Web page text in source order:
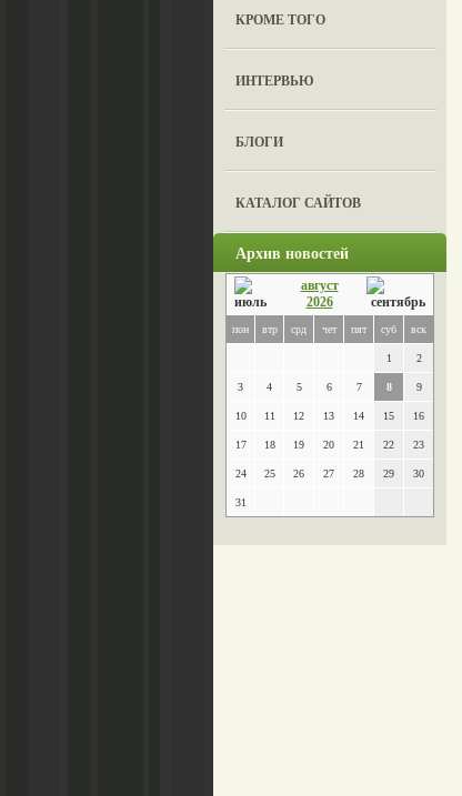
КРОМЕ ТОГО
ИНТЕРВЬЮ
БЛОГИ
КАТАЛОГ САЙТОВ
Архив новостей
август
2026
пон втр срд чет пят суб вск
1 2
3 4 5 6 7 8 9
10 11 12 13 14 15 16
17 18 19 20 21 22 23
24 25 26 27 28 29 30
31